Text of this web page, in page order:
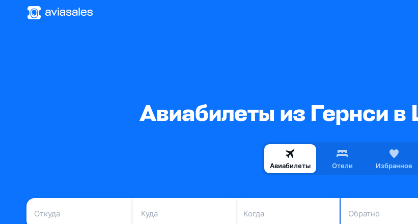
Авиабилеты из Гернси
Авиабилеты Отели Избранное
Когда Обратно